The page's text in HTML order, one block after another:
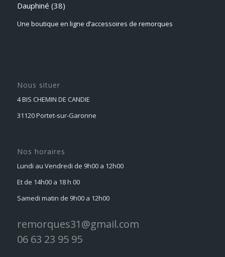
Dauphiné (38)
Une boutique en ligne d’accessoires de remorques
Nous situer
4 BIS CHEMIN DE CANDIE
31120 Portet-sur-Garonne
Nos horaires
Lundi au Vendredi de 9h00 a 12h00
Et de 14h00 a 18 h 00
Samedi matin de 9h00 a 12h00
remorques31@gmail.com
06 63 23 95 95